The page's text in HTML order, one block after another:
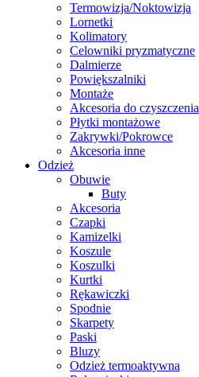
Termowizja/Noktowizja
Lornetki
Kolimatory
Celowniki pryzmatyczne
Dalmierze
Powiększalniki
Montaże
Akcesoria do czyszczenia
Płytki montażowe
Zakrywki/Pokrowce
Akcesoria inne
Odzież
Obuwie
Buty
Akcesoria
Czapki
Kamizelki
Koszule
Koszulki
Kurtki
Rękawiczki
Spodnie
Skarpety
Paski
Bluzy
Odzież termoaktywna